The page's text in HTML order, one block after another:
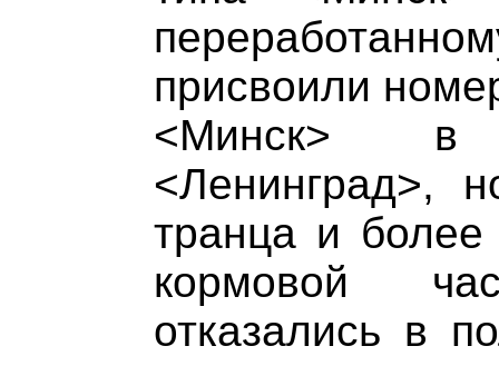
присвоили
<Минск> в
<Ленинград>,
транца и
кормовой
отказались в